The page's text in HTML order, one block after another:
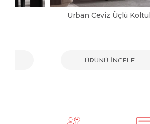
Urban Ceviz Üçlü
ÜRÜNÜ İNCELE